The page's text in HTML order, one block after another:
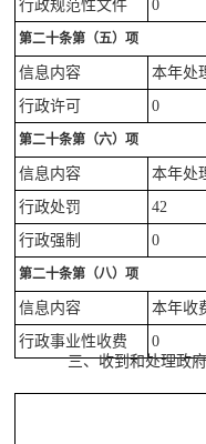
行政规范性文件
0
第二十条第（五）项
信息内容
本年处
行政许可
0
第二十条第（六）项
信息内容
本年处
行政处罚
42
行政强制
0
第二十条第（八）项
信息内容
本年收
行政事业性收费
0
三、收到和处理政